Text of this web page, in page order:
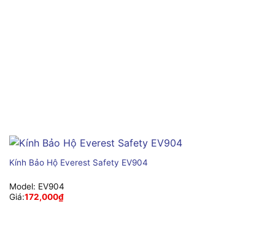
Kính Bảo Hộ Everest Safety EV904
Model: EV904
Giá:172,000₫